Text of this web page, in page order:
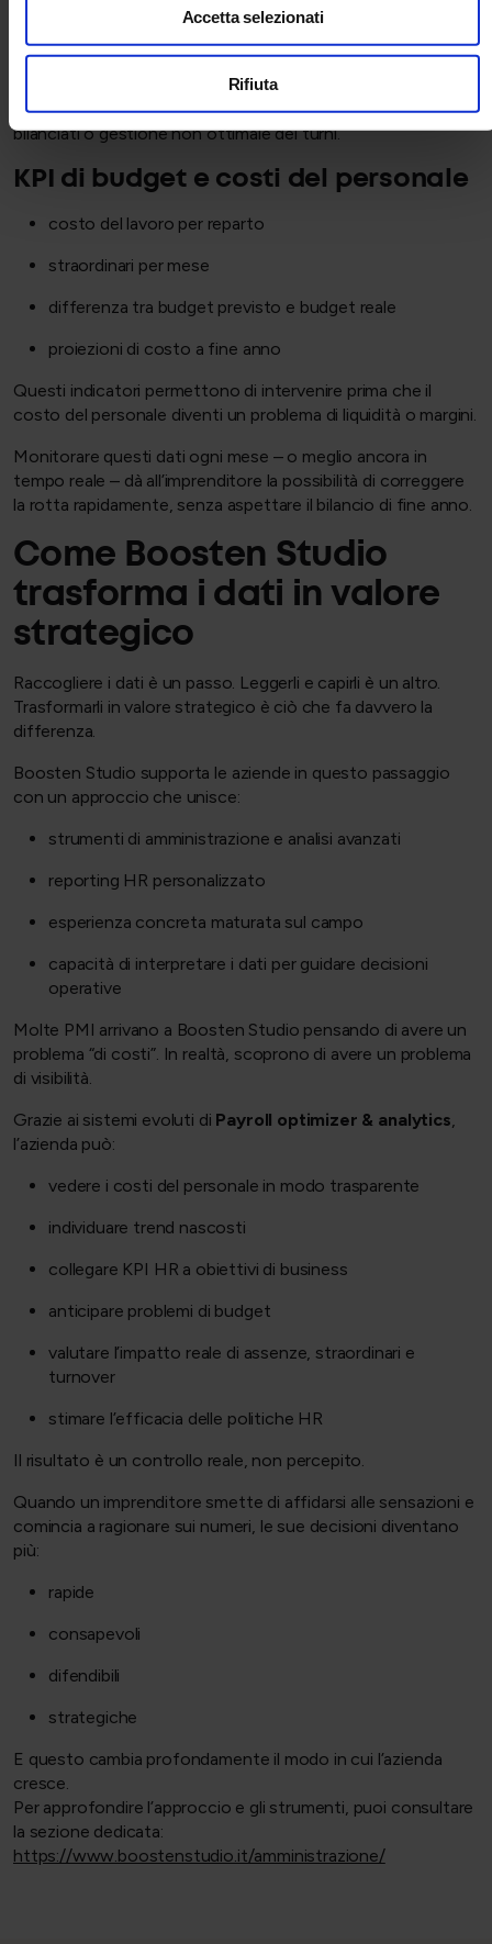
Accetta selezionati
Rifiuta
distribuzione delle assenze nell’anno
Gli imprenditori esperti sanno che l’assenteismo non è solo
un problema HR: è un segnale organizzativo. Quando supera
una certa soglia, può essere il sintomo di stress, carichi non
bilanciati o gestione non ottimale dei turni.
KPI di budget e costi del personale
costo del lavoro per reparto
straordinari per mese
differenza tra budget previsto e budget reale
proiezioni di costo a fine anno
Questi indicatori permettono di intervenire prima che il
costo del personale diventi un problema di liquidità o margini.
Monitorare questi dati ogni mese – o meglio ancora in
tempo reale – dà all’imprenditore la possibilità di correggere
la rotta rapidamente, senza aspettare il bilancio di fine anno.
Come Boosten Studio
trasforma i dati in valore
strategico
Raccogliere i dati è un passo. Leggerli e capirli è un altro.
Trasformarli in valore strategico è ciò che fa davvero la
differenza.
Boosten Studio supporta le aziende in questo passaggio
con un approccio che unisce:
strumenti di amministrazione e analisi avanzati
reporting HR personalizzato
esperienza concreta maturata sul campo
capacità di interpretare i dati per guidare decisioni
operative
Molte PMI arrivano a Boosten Studio pensando di avere un
problema “di costi”. In realtà, scoprono di avere un problema
di visibilità.
Grazie ai sistemi evoluti di Payroll optimizer & analytics,
l’azienda può:
vedere i costi del personale in modo trasparente
individuare trend nascosti
collegare KPI HR a obiettivi di business
anticipare problemi di budget
valutare l’impatto reale di assenze, straordinari e
turnover
stimare l’efficacia delle politiche HR
Il risultato è un controllo reale, non percepito.
Quando un imprenditore smette di affidarsi alle sensazioni e
comincia a ragionare sui numeri, le sue decisioni diventano
più:
rapide
consapevoli
difendibili
strategiche
E questo cambia profondamente il modo in cui l’azienda
cresce.
Per approfondire l’approccio e gli strumenti, puoi consultare
la sezione dedicata:
https://www.boostenstudio.it/amministrazione/